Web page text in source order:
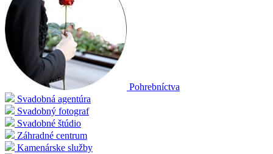
Pohrebníctva
Svadobná agentúra
Svadobný fotograf
Svadobné štúdio
Záhradné centrum
Kamenárske služby